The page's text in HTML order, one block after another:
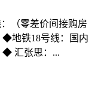
（零差价间接购房
◆地铁18号线：国内
◆ 汇张思：...